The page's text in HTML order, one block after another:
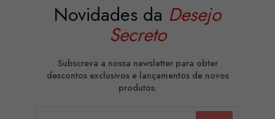
Novidades da Desejo
Secreto
Subscreva a nossa newsletter para obter
descontos exclusivos e lançamentos de novos
produtos.